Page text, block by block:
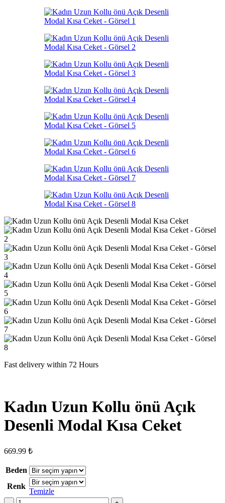
Fast delivery within 72 Hours
Kadın Uzun Kollu önü Açık
Desenli Modal Kısa Ceket
669.99 ₺
Beden
Renk
Temizle
Kadın